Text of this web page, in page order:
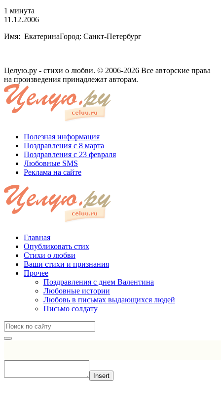
1 минута
11.12.2006
Имя: ЕкатеринаГород: Санкт-Петербург
Целую.ру - стихи о любви. © 2006-2026 Все авторские права
на произведения принадлежат авторам.
Полезная информация
Поздравления с 8 марта
Поздравления с 23 февраля
Любовные SMS
Реклама на сайте
Главная
Опубликовать стих
Стихи о любви
Ваши стихи и признания
Прочее
Поздравления с днем Валентина
Любовные истории
Любовь в письмах выдающихся людей
Письмо солдату
Insert